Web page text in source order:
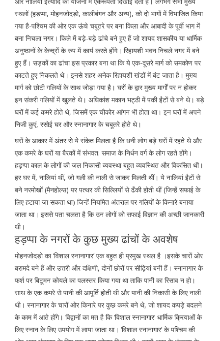
स्थलों (हड़प्पा, मोहनजोदड़ो, कालीबंगन और अन्य), को दो भागों में विभाजित किया
गया है-पश्चिम की ओर एक ऊंचे चबूतरे पर बना किला और आबादी के पूर्वी भाग में
बना निचला नगर। किले में बड़े-बड़े ढांचे बने हुए हैं जो शायद शासकीय या धार्मिक
अनुष्ठानों के केन्द्रों के रुप में कार्य करते होंगे। रिहायशी भवन निचले नगर में बने
हुए हैं। सड़कों का ढांचा इस प्रकार बना था कि ये एक-दूसरे मार्ग को समकोण पर
काटते हुए निकलते थे। इनसे शहर अनेक रिहायशी खंडों में बंट जाता है। मुख्य
मार्ग को छोटी गलियों के साथ जोड़ा गया है। घरों के द्वार मुख्य मार्गों पर न होकर
इन संकरी गलियों में खुलते थे। अधिकांश मकान भट्ठी में पकी ईंटों से बने थे। बड़े
घरों में कई कमरे होते थे, जिसमें एक चौकोर आंगन भी होता था। इन घरों में अपने
निजी कुएं, रसोई घर और स्नानागार के चबूतरे होते थे।
घरों के आकार में अंतर से ये संकेत मिलता है कि धनी लोग बड़े घरों में रहते थे और
एक कमरे के घरों या बैरकों में संभवत: समाज के निर्धन वर्ग के लोग रहते होंगे।
हड़प्पा काल के लोगों की जल निकासी व्यवस्था बहुत व्यवस्थित और विकसित थी।
हर घर में, नालियां थीं, जो गली की नाली से जाकर मिलती थीं। ये नालियां ईंटों से
बने नरमोखों (मैनहोल्स) पर पत्थर की सिल्लियों से ढँकी होती थीं (जिन्हें सफाई के
लिए हटाया जा सकता था) जिन्हें नियमित अंतराल पर गलियों के किनारे बनाया
जाता था। इससे पता चलता है कि उन लोगों को सफाई विज्ञान की अच्छी जानकारी
थी।
हड़प्पा के नगरों के कुछ मुख्य ढांचों के अवशेष
मोहनजोदड़ो का ‘विशाल स्नानागार’ एक बहुत ही प्रमुख स्थल है ।इसके चारों ओर
बरामदे बने हैं और उत्तरी और दक्षिणी, दोनों छोरों पर सीढ़ियां बनी हैं। स्नानागार के
फर्श पर बिटूमन कोयले का पलस्तर किया गया था ताकि पानी का रिसाव न हो।
साथ के एक कमरे से पानी की आपूर्ति होती थी और पानी की निकासी के लिए नाली
थी। स्नानागार के चारों ओर किनारे पर कुछ कमरे बने थे, जो शायद कपड़े बदलने
के काम में आते होंगे। विद्वानों का मत है कि ‘विशाल स्नानागार’ धार्मिक क्रियाओं के
लिए स्नान के लिए उपयोग में लाया जाता था। ‘विशाल स्नानागार’ के पश्चिम की